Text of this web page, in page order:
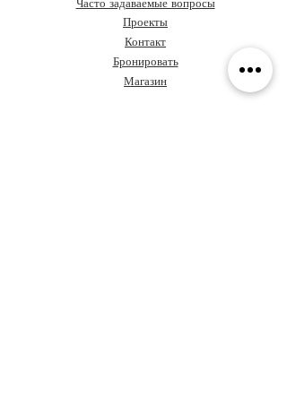
Часто задаваемые вопросы
Проекты
Контакт
Бронировать
Магазин